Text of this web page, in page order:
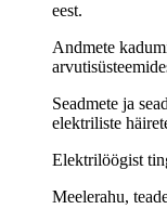
eest.
Andmete
Seadmete ja
elektriliste
Elektrilöögist
Meelerahu,